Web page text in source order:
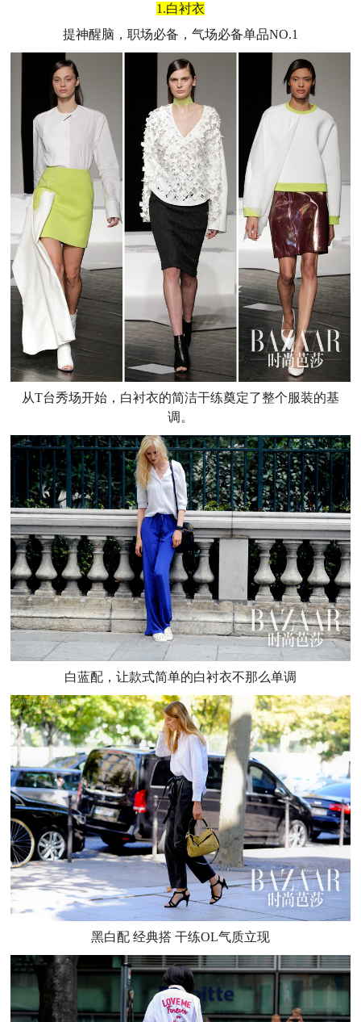
1.白衬衣
提神醒脑，职场必备，气场必备单品NO.1
从T台秀场开始，白衬衣的简洁干练奠定了整个服装的基
调。
白蓝配，让款式简单的白衬衣不那么单调
黑白配 经典搭 干练OL气质立现